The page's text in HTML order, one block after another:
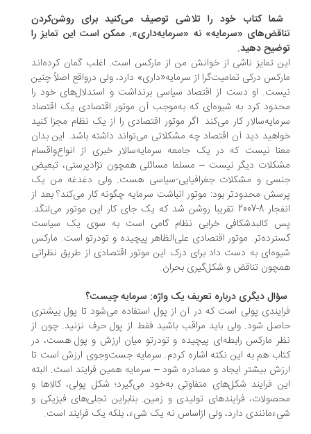
کتاب خود را تلاشی توصیف می‌کنید برای روشن‌کردن
«سرمایه» نه «سرمایه‌داری». ممکن است این تمایز را
دهید.
تمایز ناشی از خوانش من از مارکس است. اغلب گمان کرده‌اند
درکی تمامیت‌گرا از سرمایه«داری» دارد، ولی درواقع اصلاً چنین
او دست از اقتصاد سیاسی برنداشت و استدلال‌های خود را
کرد به شیوه‌ای که به‌موجب آن موتور اقتصادی یک اقتصاد
کار می‌کند. اگر موتور اقتصادی را از یک نظام مجزا کنید
دید آن اقتصاد چه مشکلاتی می‌تواند داشته باشد. این بدان
نیست که در یک جامعه سرمایه‌سالار خبری از انواع‌واقسام
دیگر نیست – مسلما مسائلی همچون نژادپرستی، تبعیض
و مشکلات جغرافیایی-سیاسی هست. ولی دغدغه من یک
محدودتر بود: موتور انباشت سرمایه چگونه کار می‌کند؟ بعد از
انفجار 8-2007 تقریبا روشن شد که یک جای کار این موتور می‌لنگد.
کالبدشکافی خرابی نظام گامی است به سوی یک سیاست
موتور اقتصادی علی‌الظاهر پیچیده و تودرتو است. مارکس
به دست داد برای درک این موتور اقتصادی از طریق نظراتی
تناقض و شکل‌گیری بحران.
دیگری درباره تعریف یک واژه: سرمایه چیست؟
پولی است که در آن از پول استفاده می‌شود تا پول بیشتری
شود. ولی باید مراقب باشید فقط از پول حرف نزنید. چون از
مارکس رابطه‌ای پیچیده و تودرتو میان ارزش و پول هست، در
هم به این نکته اشاره کردم. سرمایه جست‌وجوی ارزش است تا
بیشتر ایجاد و مصادره شود – سرمایه همین فرایند است. البته
فرایند شکل‌های متفاوتی به‌خود می‌گیرد؛ شکل پولی، کالاها و
فرایندهای تولیدی و زمین. بنابراین تجلی‌های فیزیکی و
دارد، ولی ازاساس نه یک شیء، بلکه یک فرایند است.